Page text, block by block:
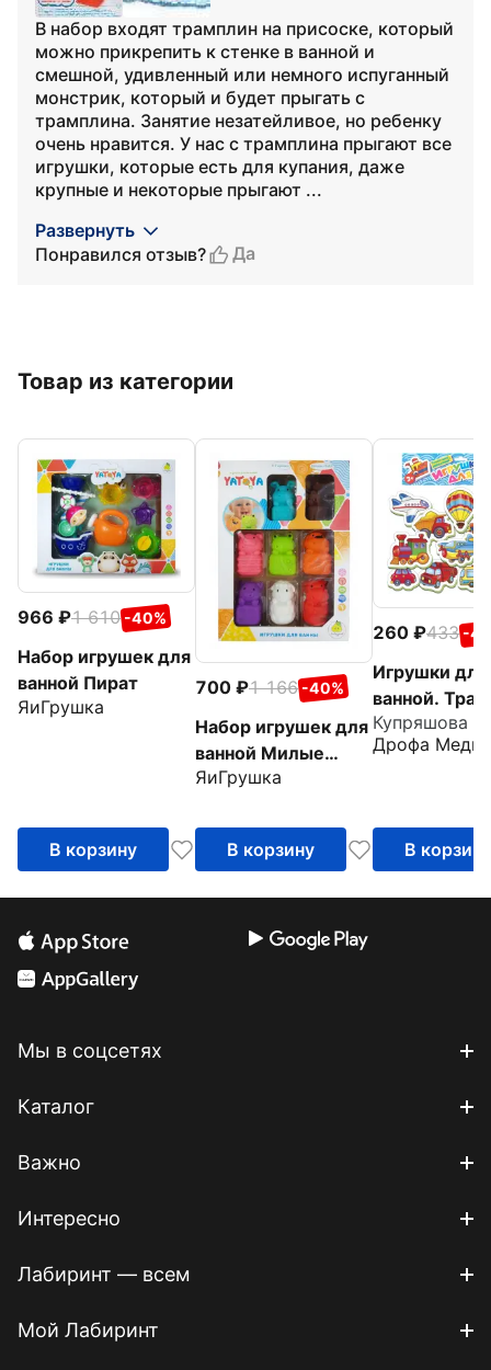
В набор входят трамплин на присоске, который
можно прикрепить к стенке в ванной и
смешной, удивленный или немного испуганный
монстрик, который и будет прыгать с
трамплина. Занятие незатейливое, но ребенку
очень нравится. У нас с трамплина прыгают все
игрушки, которые есть для купания, даже
крупные и некоторые прыгают ...
Развернуть
Понравился отзыв?
Да
Товар из категории
966 1 610 -40%
Набор игрушек для
ванной Пират
ЯиГрушка
В корзину
700 1 166 -40%
Набор игрушек для
ванной Милые
животные
ЯиГрушка
В корзину
260 433 -
Игрушки для
ванной.
Купряшова
Дрофа Медиа
В корзину
Мы в соцсетях
Каталог
Важно
Интересно
Лабиринт — всем
Мой Лабиринт